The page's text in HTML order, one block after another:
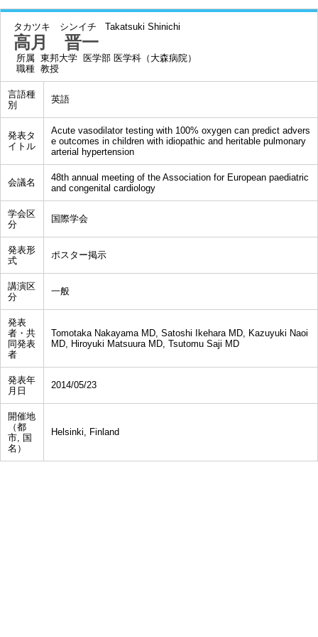
タカツキ シンイチ Takatsuki Shinichi
高月 晋一
所属 東邦大学 医学部 医学科（大森病院）
職種 教授
言語種
別
英語
発表タ
イトル
Acute vasodilator testing with 100% oxygen can predict advers
e outcomes in children with idiopathic and heritable pulmonary
arterial hypertension
会議名
48th annual meeting of the Association for European paediatric
and congenital cardiology
学会区
分
国際学会
発表形
式
ポスター掲示
講演区
分
一般
発表
者・共
同発表
者
Tomotaka Nakayama MD, Satoshi Ikehara MD, Kazuyuki Naoi
MD, Hiroyuki Matsuura MD, Tsutomu Saji MD
発表年
月日
2014/05/23
開催地
（都
市, 国
名）
Helsinki, Finland